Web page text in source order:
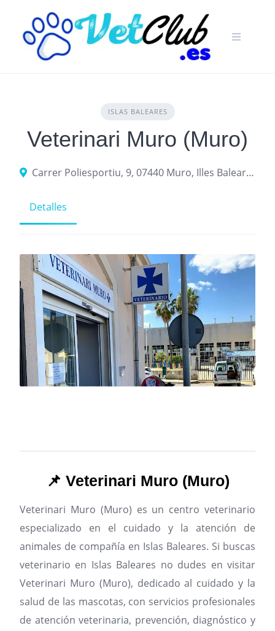
content
ISLAS BALEARES
Veterinari Muro (Muro)
Carrer Poliesportiu, 9, 07440 Muro, Illes Balears, España
Detalles
📌 Veterinari Muro (Muro)
Veterinari Muro (Muro) es un centro veterinario
especializado en el cuidado y la atención de
animales de compañía en Islas Baleares. Si buscas
veterinario en Islas Baleares no dudes en visitar
Veterinari Muro (Muro), dedicado al cuidado y la
salud de las mascotas, con servicios profesionales
de atención veterinaria, prevención, diagnóstico y